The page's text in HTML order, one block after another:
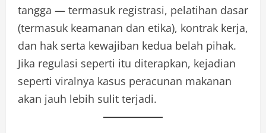
tangga — termasuk registrasi, pelatihan dasar
(termasuk keamanan dan etika), kontrak kerja,
dan hak serta kewajiban kedua belah pihak.
Jika regulasi seperti itu diterapkan, kejadian
seperti viralnya kasus peracunan makanan
akan jauh lebih sulit terjadi.